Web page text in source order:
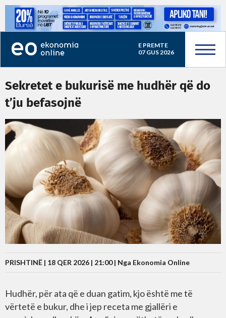
E PREMTE
07 GUS 2026
Sekretet e bukurisë me hudhër që do
t’ju befasojnë
PRISHTINË | 18 QER 2026 | 21:00 | Nga Ekonomia Online
Hudhër, për ata që e duan gatim, kjo është me të
vërtetë e bukur, dhe i jep receta me gjallëri e